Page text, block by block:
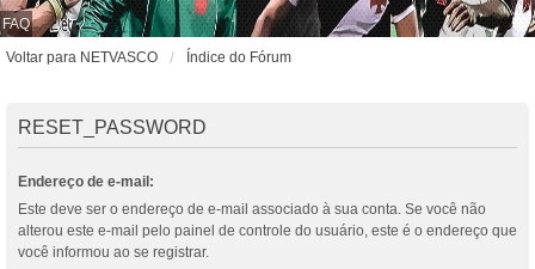
FAQ
Voltar para NETVASCO
Índice do Fórum
RESET_PASSWORD
Endereço de e-mail:
Este deve ser o endereço de e-mail associado à sua conta. Se você não
alterou este e-mail pelo painel de controle do usuário, este é o endereço que
você informou ao se registrar.